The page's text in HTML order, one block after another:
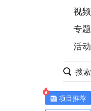
财经
项目推荐
安徽
视频
专题
活动
搜索
项目推荐